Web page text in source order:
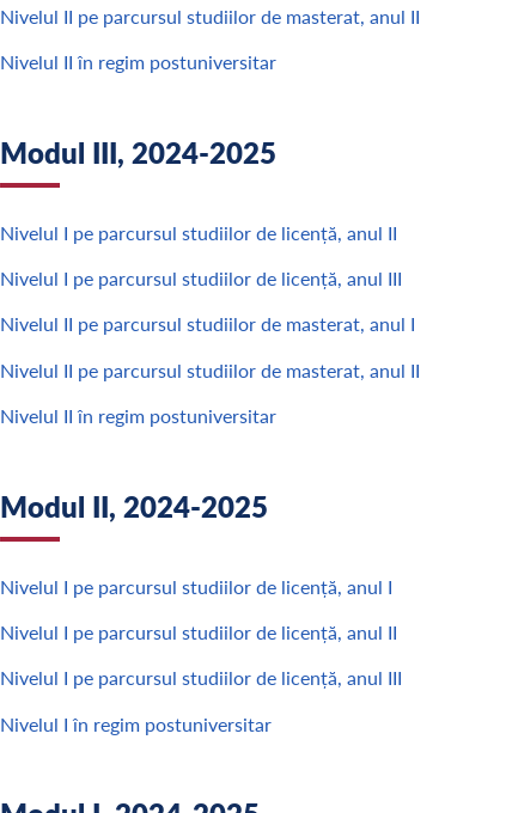
Nivelul II pe parcursul studiilor de masterat, anul II
Nivelul II în regim postuniversitar
Modul III, 2024-2025
Nivelul I pe parcursul studiilor de licență, anul II
Nivelul I pe parcursul studiilor de licență, anul III
Nivelul II pe parcursul studiilor de masterat, anul I
Nivelul II pe parcursul studiilor de masterat, anul II
Nivelul II în regim postuniversitar
Modul II, 2024-2025
Nivelul I pe parcursul studiilor de licență, anul I
Nivelul I pe parcursul studiilor de licență, anul II
Nivelul I pe parcursul studiilor de licență, anul III
Nivelul I în regim postuniversitar